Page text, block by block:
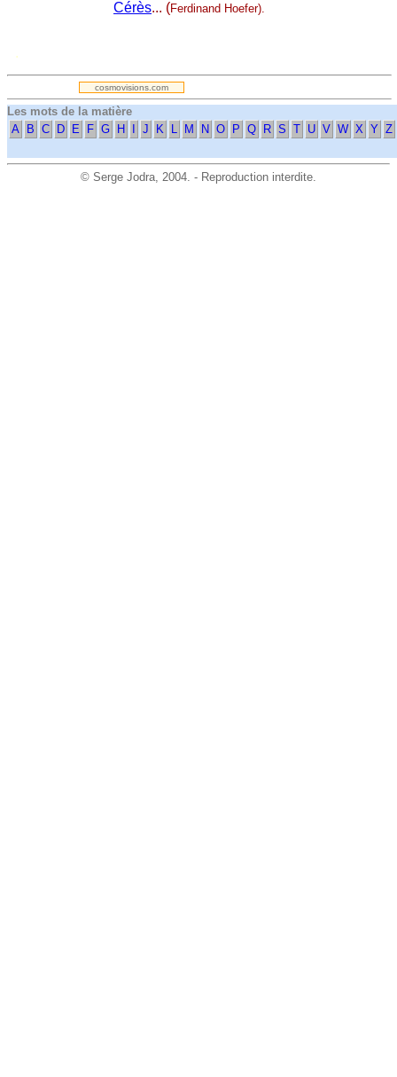
Cérès... (Ferdinand Hoefer).
.
cosmovisions.com
Les mots de la matière
A
B C D E F G H J K L M N O P Q R S T U V W X Y Z
© Serge Jodra, 2004. - Reproduction interdite.